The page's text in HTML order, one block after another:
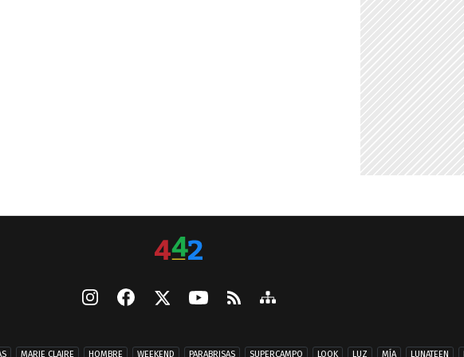
MARIE CLAIRE HOMBRE WEEKEND PARABRISAS SUPERCAMPO LOOK LUZ MÍA LUNATEEN